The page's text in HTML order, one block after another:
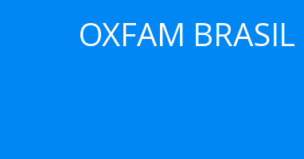
OXFAM BRASIL